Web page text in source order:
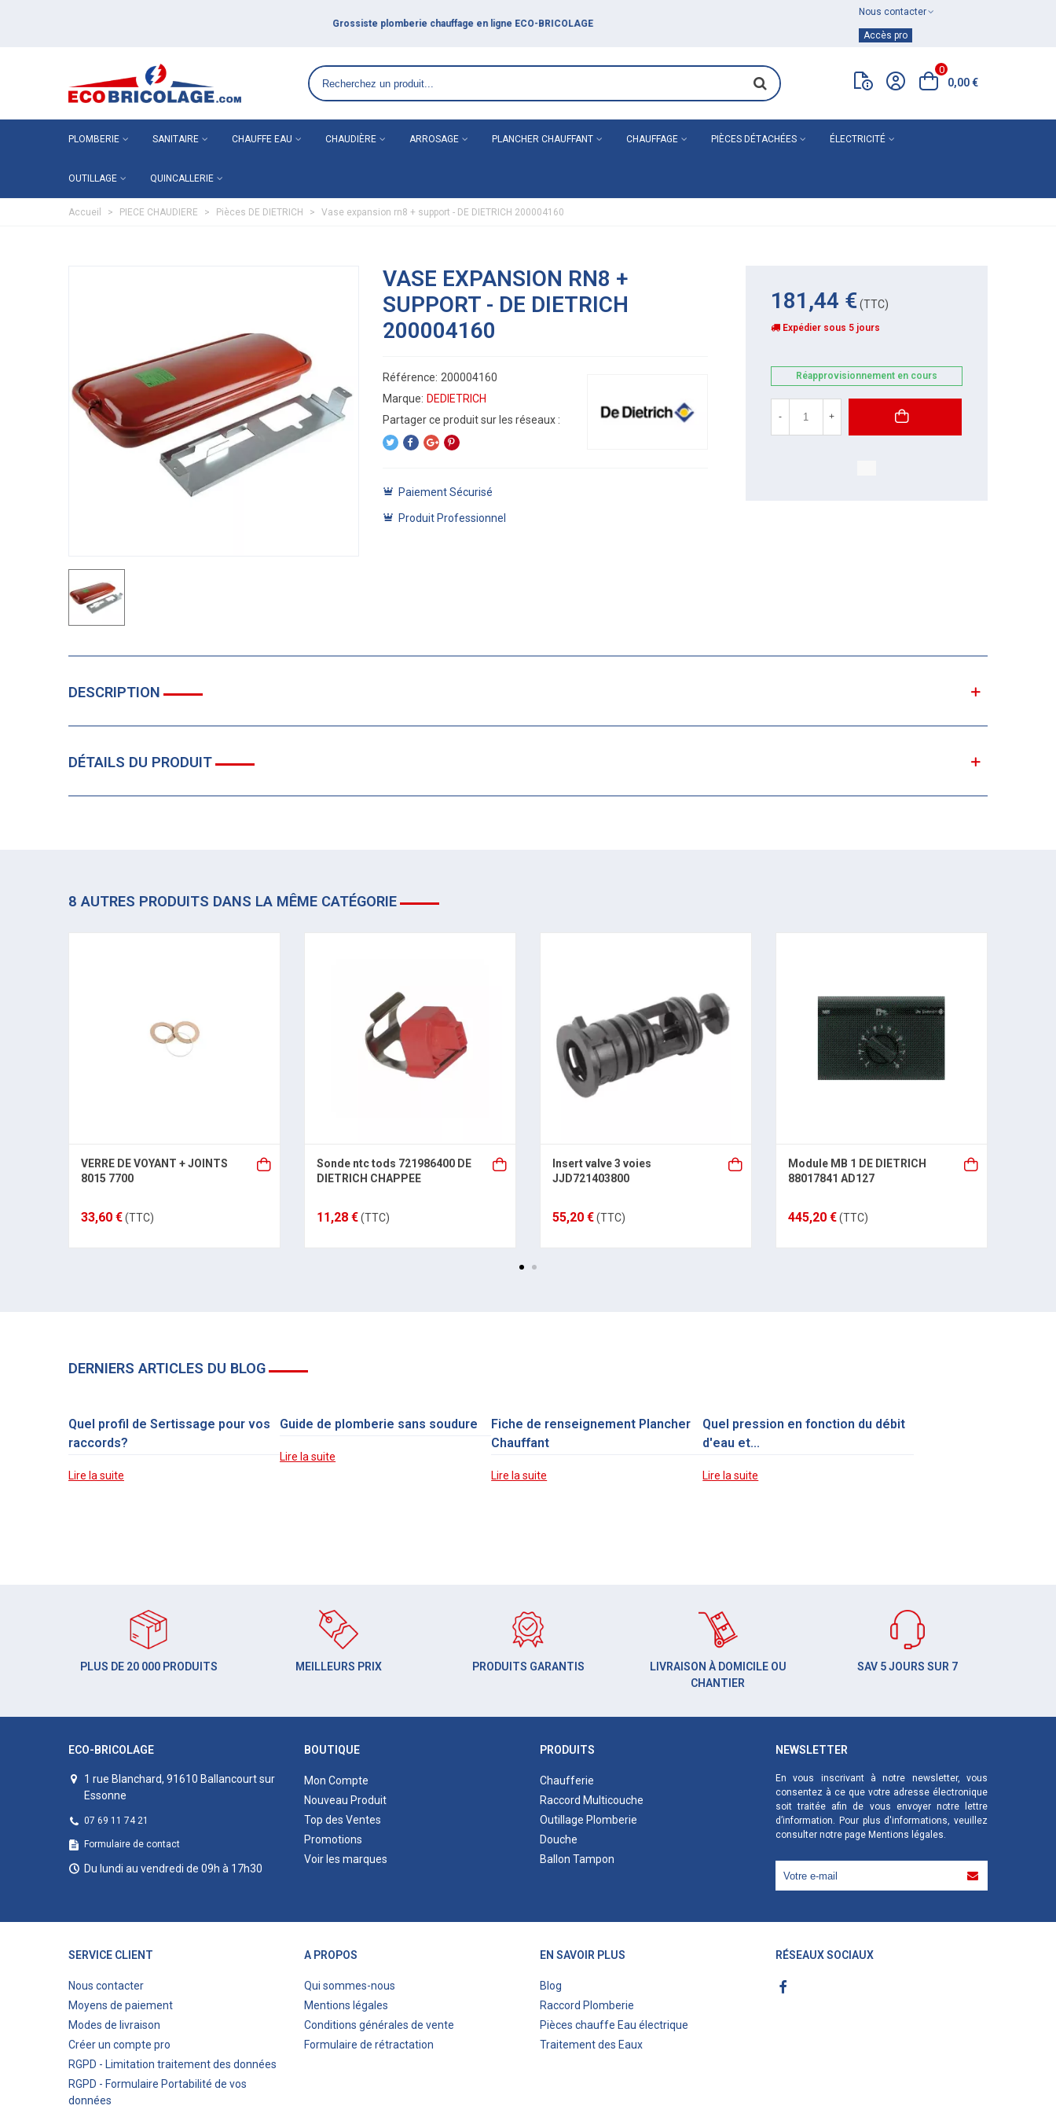
Nous contacter
Accès pro
0
0,00 €
PLOMBERIE SANITAIRE CHAUFFE EAU CHAUDIÈRE ARROSAGE PLANCHER CHAUFFANT CHAUFFAGE PIÈCES DÉTACHÉES ÉLECTRICITÉ
OUTILLAGE QUINCALLERIE
Accueil > PIECE CHAUDIERE > Pièces DE DIETRICH > Vase expansion rn8 + support - DE DIETRICH 200004160
VASE EXPANSION RN8 +
SUPPORT - DE DIETRICH
200004160
Référence: 200004160
Marque: DEDIETRICH
Paiement Sécurisé
Produit Professionnel
181,44 €(TTC)
Expédier sous 5 jours
Réapprovisionnement en cours
- +
DESCRIPTION
DÉTAILS DU PRODUIT
8 AUTRES PRODUITS DANS LA MÊME CATÉGORIE
VERRE DE VOYANT + JOINTS
8015 7700
33,60 €(TTC)
Sonde ntc tods 721986400 DE
DIETRICH CHAPPEE
11,28 €(TTC)
Insert valve 3 voies
JJD721403800
55,20 €(TTC)
Module MB 1 DE DIETRICH
88017841 AD127
445,20 €(TTC)
DERNIERS ARTICLES DU BLOG
Quel profil de Sertissage pour vos
raccords?
Lire la suite
Guide de plomberie sans soudure
Lire la suite
Fiche de renseignement Plancher
Chauffant
Lire la suite
Quel pression en fonction du débit
d'eau et...
Lire la suite
PLUS DE 20 000 PRODUITS MEILLEURS PRIX PRODUITS GARANTIS
LIVRAISON À DOMICILE OU
CHANTIER
SAV 5 JOURS SUR 7
ECO-BRICOLAGE
1 rue Blanchard, 91610 Ballancourt sur
Essonne
07 69 11 74 21
Formulaire de contact
Du lundi au vendredi de 09h à 17h30
BOUTIQUE
Mon Compte
Nouveau Produit
Top des Ventes
Promotions
Voir les marques
PRODUITS
Chaufferie
Raccord Multicouche
Outillage Plomberie
Douche
Ballon Tampon
NEWSLETTER
En vous inscrivant à notre newsletter, vous
consentez à ce que votre adresse électronique
soit traitée afin de vous envoyer notre lettre
d’information. Pour plus d'informations, veuillez
consulter notre page Mentions légales.
SERVICE CLIENT
Nous contacter
Moyens de paiement
Modes de livraison
Créer un compte pro
RGPD - Limitation traitement des données
RGPD - Formulaire Portabilité de vos
données
A PROPOS
Qui sommes-nous
Mentions légales
Conditions générales de vente
Formulaire de rétractation
EN SAVOIR PLUS
Blog
Raccord Plomberie
Pièces chauffe Eau électrique
Traitement des Eaux
RÉSEAUX SOCIAUX